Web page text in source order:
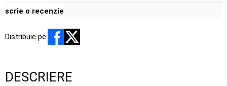
scrie o recenzie
Distribuie pe:
DESCRIERE